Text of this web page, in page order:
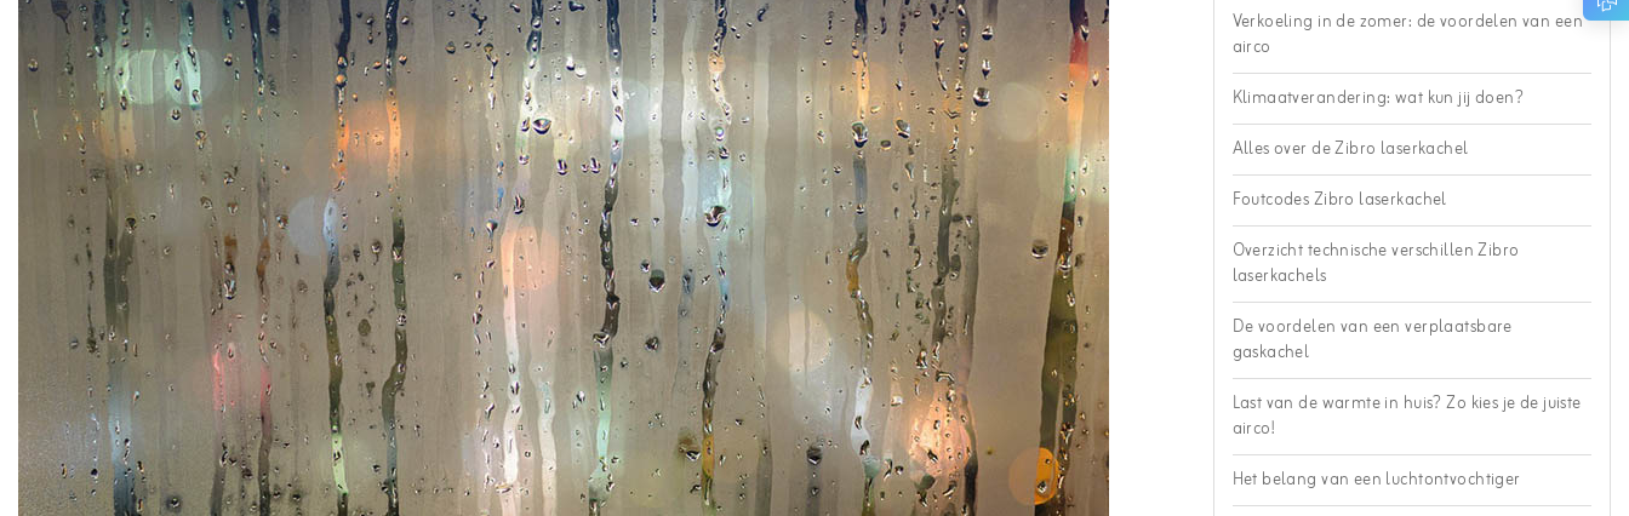
Verkoeling in de zomer: de voordelen van een
airco
Klimaatverandering: wat kun jij doen?
Alles over de Zibro laserkachel
Foutcodes Zibro laserkachel
Overzicht technische verschillen Zibro
laserkachels
De voordelen van een verplaatsbare
gaskachel
Last van de warmte in huis? Zo kies je de juiste
airco!
Het belang van een luchtontvochtiger